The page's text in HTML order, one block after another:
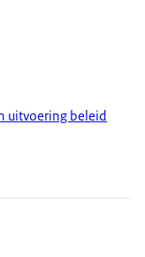
uitvoering beleid